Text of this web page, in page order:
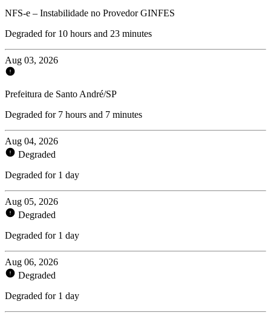
NFS-e – Instabilidade no Provedor GINFES
Degraded for 10 hours and 23 minutes
Aug 03, 2026
Prefeitura de Santo André/SP
Degraded for 7 hours and 7 minutes
Aug 04, 2026
Degraded
Degraded for 1 day
Aug 05, 2026
Degraded
Degraded for 1 day
Aug 06, 2026
Degraded
Degraded for 1 day